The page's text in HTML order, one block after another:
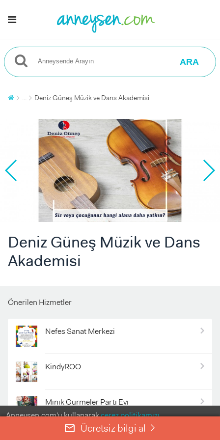
ARA
... Deniz Güneş Müzik ve Dans Akademisi
Deniz Güneş Müzik ve Dans
Akademisi
Önerilen Hizmetler
Nefes Sanat Merkezi
KindyROO
Minik Gurmeler Parti Evi
Anneysen.com'u kullanarakçerez politikamızı
kabul etmiş olursunuz.
mail_outline Ücretsiz bilgi al right